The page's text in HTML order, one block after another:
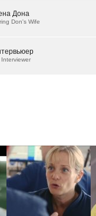
Дона
Don's Wife
Interviewer